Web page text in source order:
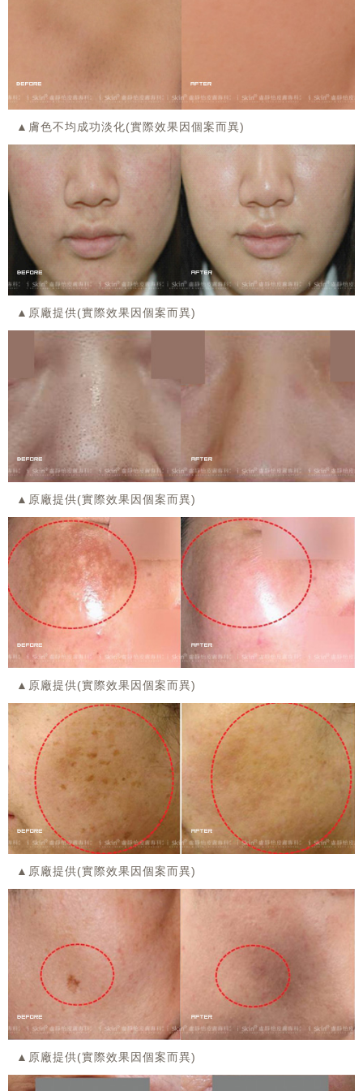
▲膚色不均成功淡化(實際效果因個案而異)
▲原廠提供(實際效果因個案而異)
▲原廠提供(實際效果因個案而異)
▲原廠提供(實際效果因個案而異)
▲原廠提供(實際效果因個案而異)
▲原廠提供(實際效果因個案而異)